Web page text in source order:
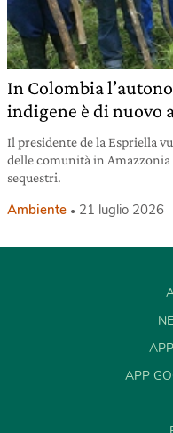
In Colombia
indigene è di nuovo
Il presidente de la Espriella
delle comunità in
sequestri.
Ambiente 21 luglio 2026
APP